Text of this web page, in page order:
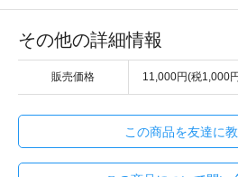
その他の詳細情報
販売価格 11,000円(税1,000
この商品を友達に